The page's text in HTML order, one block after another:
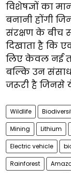
विशेषज्ञों का
बनानी होंगी
संरक्षण के बीच
दिखाता है कि
लिए केवल नई
बल्कि उन
जरूरी है जिनसे
Wildlife
Mining Lithium
Electric vehicle
Rainforest